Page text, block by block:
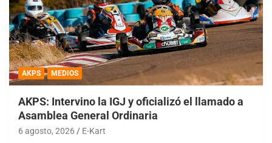
AKPS MEDIOS
AKPS: Intervino la IGJ y oficializó el llamado a
Asamblea General Ordinaria
6 agosto, 2026 E-Kart